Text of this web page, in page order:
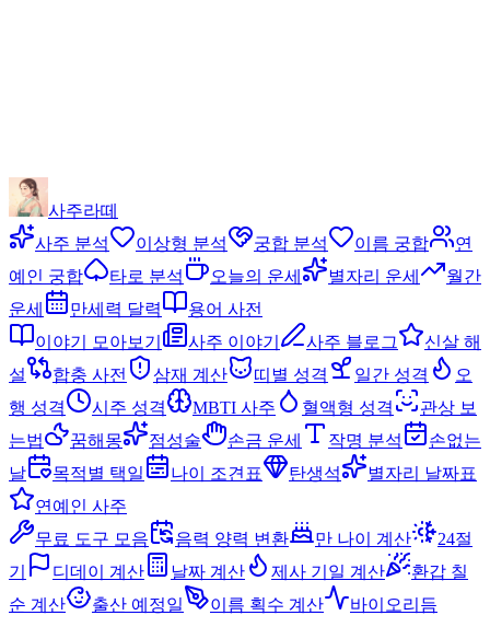
사주라떼
사주 분석
이상형 분석 궁합 분석 이름 궁합
연
예인 궁합
타로 분석 오늘의 운세 별자리 운세
월간
운세
만세력 달력
용어 사전
이야기 모아보기
사주 이야기 사주 블로그
신살 해
설
합충 사전 삼재 계산 띠별 성격 일간 성격
오
행 성격
시주 성격 MBTI 사주 혈액형 성격
관상 보
는법
꿈해몽 점성술 손금 운세 작명 분석
손없는
날
목적별 택일 나이 조견표 탄생석
별자리 날짜표
연예인 사주
무료 도구 모음
음력 양력 변환 만 나이 계산
24절
기
디데이 계산 날짜 계산 제사 기일 계산
환갑 칠
순 계산
출산 예정일 이름 획수 계산
바이오리듬